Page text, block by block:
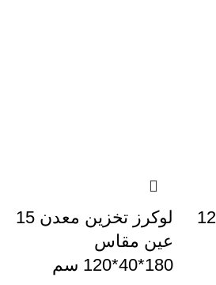
لوكرز تخزبن معدن 12
لوكرز تخزين معدن 15
عين مقاس
180*40*120 سم